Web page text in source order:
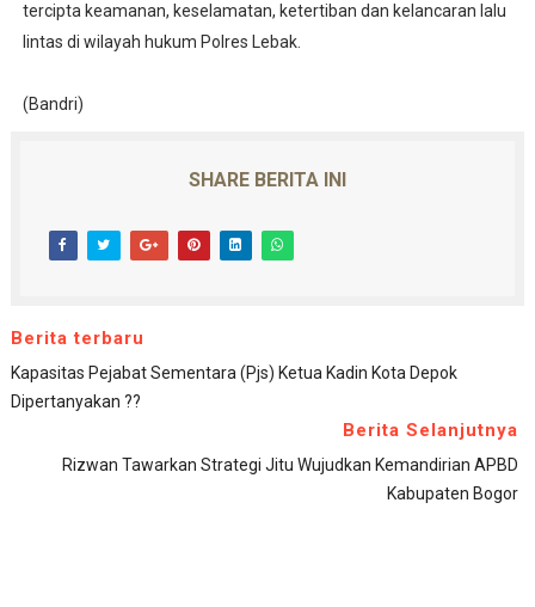
tercipta keamanan, keselamatan, ketertiban dan kelancaran lalu
lintas di wilayah hukum Polres Lebak.
(Bandri)
SHARE BERITA INI
Berita terbaru
Kapasitas Pejabat Sementara (Pjs) Ketua Kadin Kota Depok
Dipertanyakan ??
Berita Selanjutnya
Rizwan Tawarkan Strategi Jitu Wujudkan Kemandirian APBD
Kabupaten Bogor